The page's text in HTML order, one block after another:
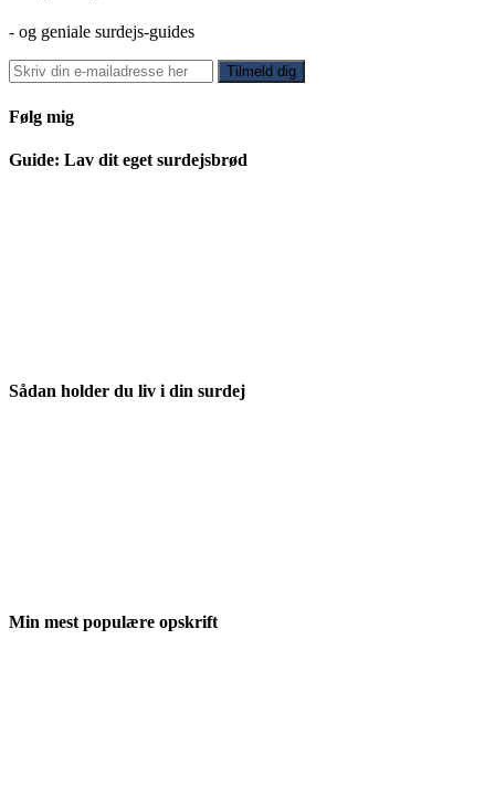
- og geniale surdejs-guides
Følg mig
Guide: Lav dit eget surdejsbrød
Sådan holder du liv i din surdej
Min mest populære opskrift